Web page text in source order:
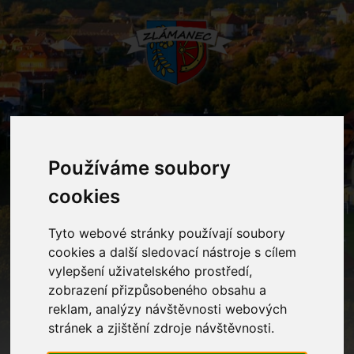
Používáme soubory
cookies
Tyto webové stránky používají soubory
cookies a další sledovací nástroje s cílem
vylepšení uživatelského prostředí,
zobrazení přizpůsobeného obsahu a
reklam, analýzy návštěvnosti webových
stránek a zjištění zdroje návštěvnosti.
Oznámení
Home Oznámení Rozloučení s předškolními dětmi
Rozloučení s předškolními dětmi